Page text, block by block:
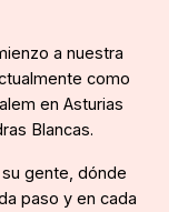
a nuestra
como
en Asturias
Blancas.
gente, dónde
paso y en cada